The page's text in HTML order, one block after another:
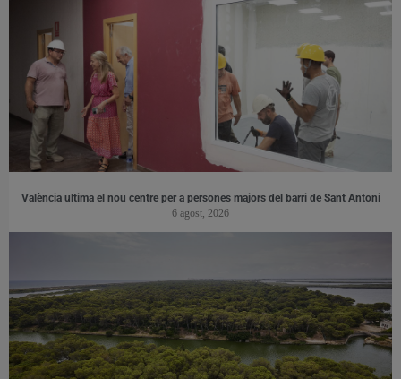
València ultima el nou centre per a persones majors del barri de Sant Antoni
6 agost, 2026